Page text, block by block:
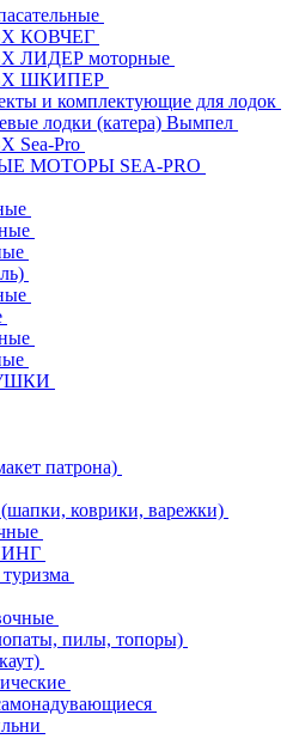
КОВЧЕГ
ЛИДЕР моторные
ШКИПЕР
и комплектующие для лодок
лодки (катера) Вымпел
Sea-Pro
МОТОРЫ SEA-PRO
патрона)
коврики, варежки)
пилы, топоры)